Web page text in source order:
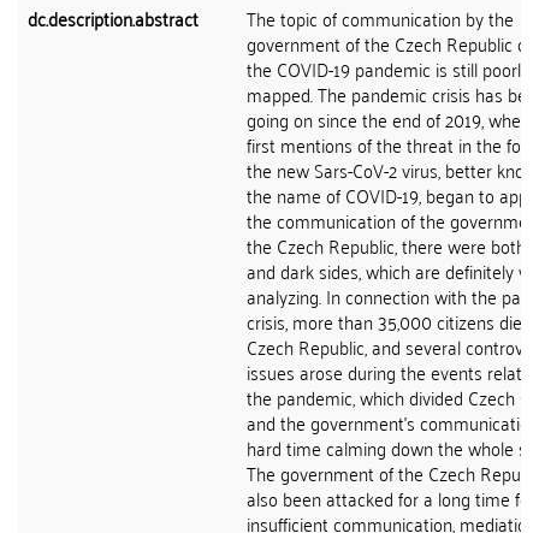
dc.description.abstract
The topic of communication by the
government of the Czech Republic
the COVID-19 pandemic is still poorly
mapped. The pandemic crisis has
going on since the end of 2019, when
first mentions of the threat in the
the new Sars-CoV-2 virus, better
the name of COVID-19, began to
the communication of the
the Czech Republic, there were both
and dark sides, which are definitely
analyzing. In connection with the
crisis, more than 35,000 citizens
Czech Republic, and several
issues arose during the events
the pandemic, which divided Czech
and the government's
hard time calming down the whole
The government of the Czech
also been attacked for a long time for
insufficient communication,